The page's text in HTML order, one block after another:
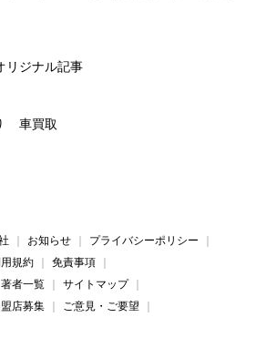
リジナル記事
車買取
お知らせ
プライバシーポリシー
規約
免責事項
著者一覧
サイトマップ
店募集
ご意見・ご要望